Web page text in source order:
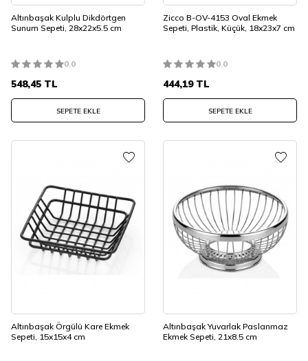
Altınbaşak Kulplu Dikdörtgen
Sunum Sepeti, 28x22x5.5 cm
0.0
548,45 TL
SEPETE EKLE
Zicco B-OV-4153 Oval Ekmek
Sepeti, Plastik, Küçük, 18x23x7 cm
0.0
444,19TL
SEPETE EKLE
Altınbaşak Örgülü Kare Ekmek
Sepeti, 15x15x4 cm
Altınbaşak Yuvarlak Paslanmaz
Ekmek Sepeti, 21x8.5 cm